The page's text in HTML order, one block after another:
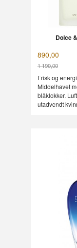
Dolce
890,00
1 190,00
Rabatt
Frisk og
Middelhavet
blåklokker.
utadvendt